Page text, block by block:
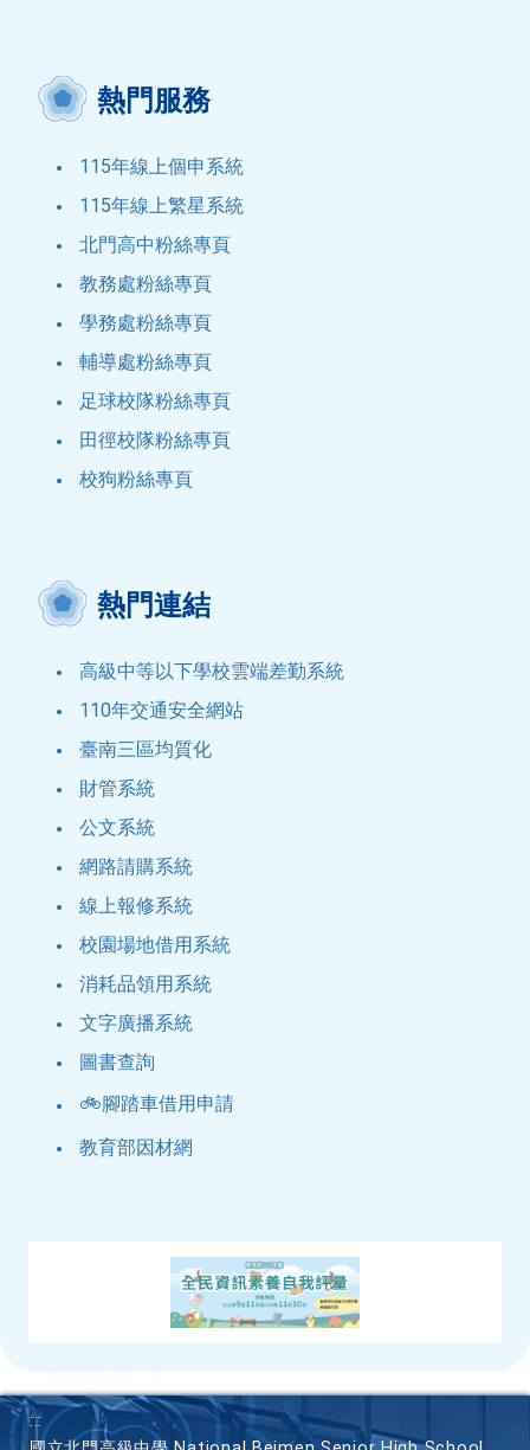
熱門服務
115年線上個申系統
115年線上繁星系統
北門高中粉絲專頁
教務處粉絲專頁
學務處粉絲專頁
輔導處粉絲專頁
足球校隊粉絲專頁
田徑校隊粉絲專頁
校狗粉絲專頁
熱門連結
高級中等以下學校雲端差勤系統
110年交通安全網站
臺南三區均質化
財管系統
公文系統
網路請購系統
線上報修系統
校園場地借用系統
消耗品領用系統
文字廣播系統
圖書查詢
🚲腳踏車借用申請
教育部因材網
:::